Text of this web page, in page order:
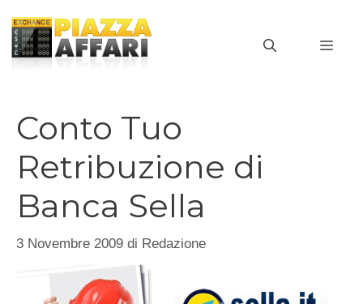
contenuto
Conto Tuo
Retribuzione di
Banca Sella
3 Novembre 2009 di Redazione